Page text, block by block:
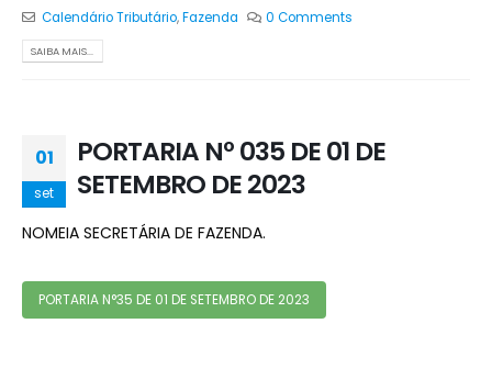
Calendário Tributário,Fazenda 0 Comments
SAIBA MAIS...
01
set
PORTARIA Nº 035 DE 01 DE
SETEMBRO DE 2023
NOMEIA SECRETÁRIA DE FAZENDA.
PORTARIA N°35 DE 01 DE SETEMBRO DE 2023